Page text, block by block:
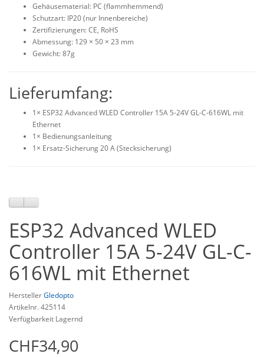
Gehäusematerial: PC (flammhemmend)
Schutzart: IP20 (nur Innenbereiche)
Zertifizierungen: CE, RoHS
Abmessung: 129 × 50 × 23 mm
Gewicht: 87g
Lieferumfang:
1× ESP32 Advanced WLED Controller 15A 5-24V GL-C-616WL mit
Ethernet
1× Bedienungsanleitung
1× Ersatz-Sicherung 20 A (Stecksicherung)
ESP32 Advanced WLED
Controller 15A 5-24V GL-C-
616WL mit Ethernet
HerstellerGledopto
Artikelnr. 425114
Verfügbarkeit Lagernd
CHF34,90